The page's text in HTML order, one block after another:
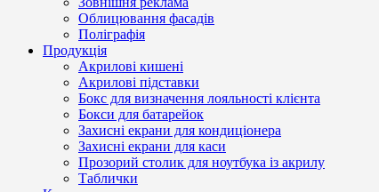
Облицювання фасадів
Поліграфія
Продукція
Акрилові кишені
Акрилові підставки
Бокс для визначення лояльності клієнта
Бокси для батарейок
Захисні екрани для кондиціонера
Захисні екрани для каси
Прозорий столик для ноутбука із акрилу
Таблички